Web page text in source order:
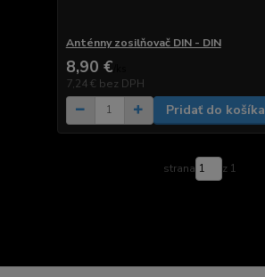
Anténny zosilňovač DIN - DIN
8,90 €
7,24 € bez DPH
Pridať do košíka
strana z 1